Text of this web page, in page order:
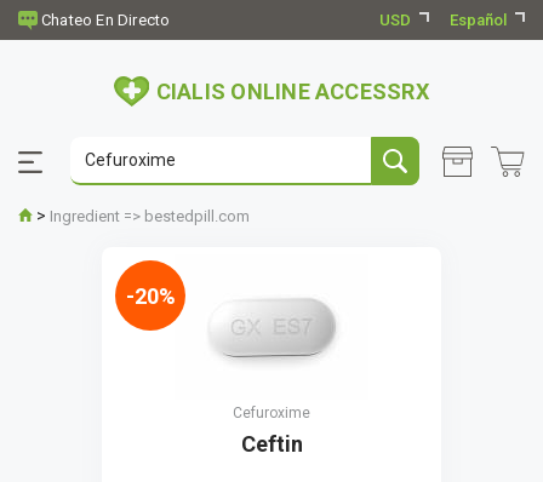
USD Español
CIALIS ONLINE ACCESSRX
> Ingredient => bestedpill.com
Cefuroxime
Ceftin
-20%